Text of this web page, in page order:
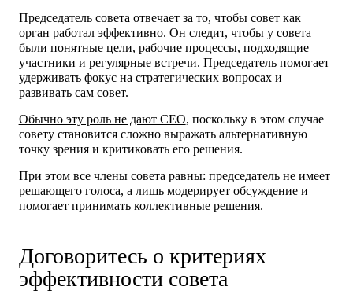
Председатель совета отвечает за то, чтобы совет как
орган работал эффективно. Он следит, чтобы у совета
были понятные цели, рабочие процессы, подходящие
участники и регулярные встречи. Председатель помогает
удерживать фокус на стратегических вопросах и
развивать сам совет.
Обычно эту роль не дают СЕО, поскольку в этом случае
совету становится сложно выражать альтернативную
точку зрения и критиковать его решения.
При этом все члены совета равны: председатель не имеет
решающего голоса, а лишь модерирует обсуждение и
помогает принимать коллективные решения.
Договоритесь о критериях
эффективности совета